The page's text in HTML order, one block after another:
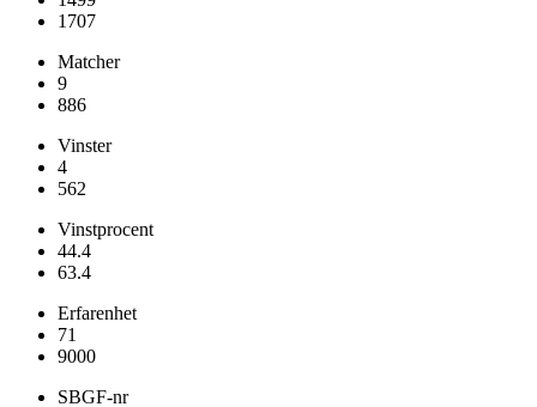
1707
Matcher
9
886
Vinster
4
562
Vinstprocent
44.4
63.4
Erfarenhet
71
9000
SBGF-nr